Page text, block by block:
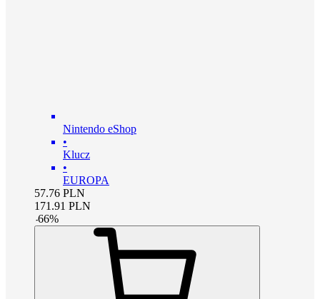
Nintendo eShop
•
Klucz
•
EUROPA
57.76 PLN
171.91 PLN
-66%